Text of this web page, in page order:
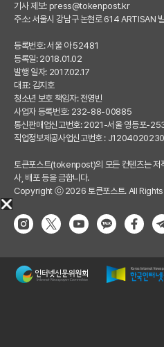
기사 제보: press@tokenpost.kr
주소: 서울시 강남구 논현로 614 ARTISAN
등록번호: 서울 아 52481
등록일: 2018.01.02
발행 일자: 2017.02.17
대표: 김지호
청소년 보호 책임자: 전영빈
사업자 등록번호: 232-88-00885
통신판매업신고번호: 2021-서울 영등포-
직업정보제공사업신고번호 :
토큰포스트(tokenpost)의 모든 컨텐츠는 저
사, 배포 등을 금합니다.
Copyright ⓒ 2026 토큰포스트. All